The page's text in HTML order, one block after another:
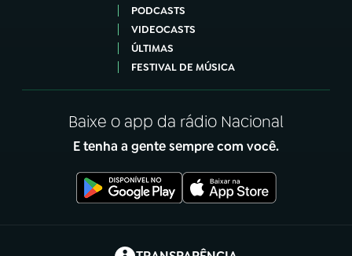
PODCASTS
VIDEOCASTS
ÚLTIMAS
FESTIVAL DE MÚSICA
Baixe o app da rádio Nacional
E tenha a gente sempre com você.